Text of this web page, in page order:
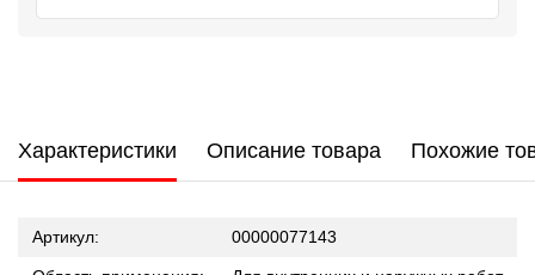
Характеристики Описание товара Похожие
Артикул: 00000077143